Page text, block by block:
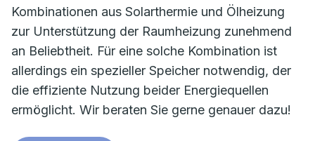
Kombinationen aus Solarthermie und Ölheizung
zur Unterstützung der Raumheizung zunehmend
an Beliebtheit. Für eine solche Kombination ist
allerdings ein spezieller Speicher notwendig, der
die effiziente Nutzung beider Energiequellen
ermöglicht. Wir beraten Sie gerne genauer dazu!